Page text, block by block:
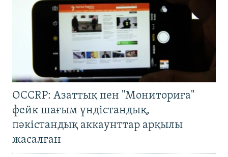
OCCRP: Азаттық пен "Мониториға"
фейк шағым үндістандық,
пәкістандық аккаунттар арқылы
жасалған